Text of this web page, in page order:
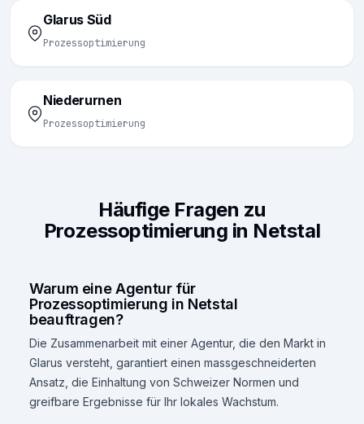
Glarus Süd
Prozessoptimierung
Niederurnen
Prozessoptimierung
Häufige Fragen zu
Prozessoptimierung in Netstal
Warum eine Agentur für
Prozessoptimierung in Netstal
beauftragen?
Die Zusammenarbeit mit einer Agentur, die den Markt in
Glarus versteht, garantiert einen massgeschneiderten
Ansatz, die Einhaltung von Schweizer Normen und
greifbare Ergebnisse für Ihr lokales Wachstum.